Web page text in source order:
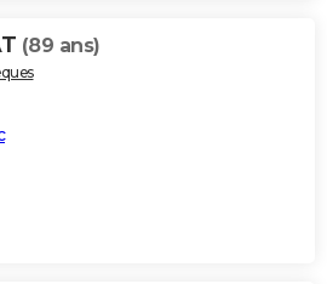
(89 ans)